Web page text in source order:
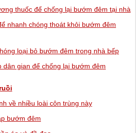
thuốc để chống lại bướm đêm tại nhà
nhanh chóng thoát khỏi bướm đêm
loại bỏ bướm đêm trong nhà bếp
dân gian để chống lại bướm đêm
về nhiều loài côn trùng này
bướm đêm